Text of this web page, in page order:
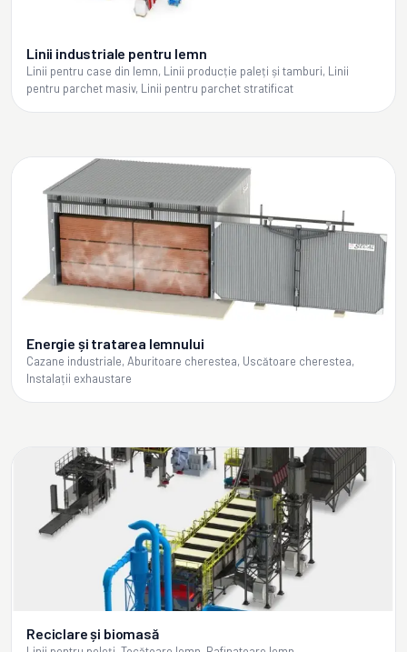
Linii industriale pentru lemn
Linii pentru case din lemn, Linii producție paleți și tamburi, Linii
pentru parchet masiv, Linii pentru parchet stratificat
Energie și tratarea lemnului
Cazane industriale, Aburitoare cherestea, Uscătoare cherestea,
Instalații exhaustare
Reciclare și biomasă